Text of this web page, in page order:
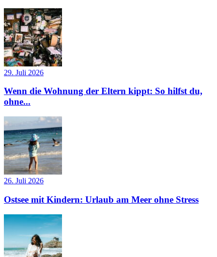
29. Juli 2026
Wenn die Wohnung der Eltern kippt: So hilfst du,
ohne...
26. Juli 2026
Ostsee mit Kindern: Urlaub am Meer ohne Stress